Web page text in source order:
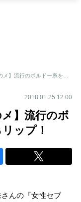
2018.01.25 12:00
】流行のボ
ップ！
んの『女性セブ